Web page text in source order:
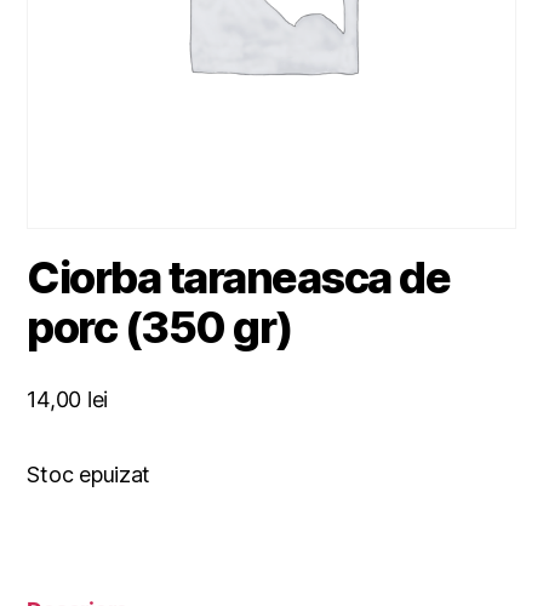
Ciorba taraneasca de
porc (350 gr)
14,00 lei
Stoc epuizat